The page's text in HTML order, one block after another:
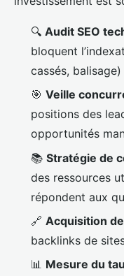
🔍 Audit SEO
bloquent
cassés, balisage)
🎯 Veille
positions des
opportunités
📚 Stratégie de
des ressources
répondent aux
🔗 Acquisition
backlinks de
📊 Mesure du